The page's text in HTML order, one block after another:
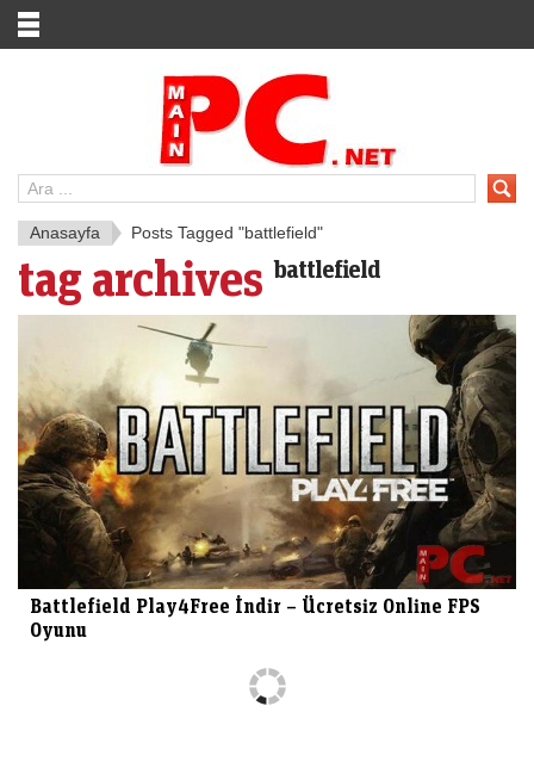
Anasayfa Posts Tagged "battlefield"
tag archives battlefield
Battlefield Play4Free İndir – Ücretsiz Online FPS
Oyunu